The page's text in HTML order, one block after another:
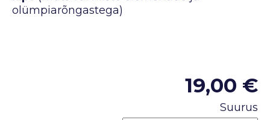
olümpiarõngastega)
19,00 €
Suurus